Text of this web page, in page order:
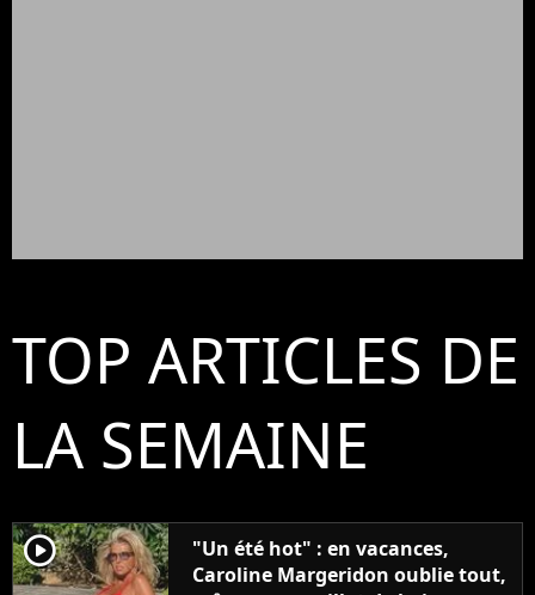
TOP ARTICLES DE
LA SEMAINE
player2
"Un été hot" : en vacances,
Caroline Margeridon oublie tout,